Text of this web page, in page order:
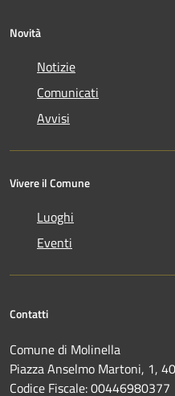
Novità
Notizie
Comunicati
Avvisi
Vivere il Comune
Luoghi
Eventi
Contatti
Comune di Molinella
Piazza Anselmo Martoni, 1,
Codice Fiscale: 00446980377